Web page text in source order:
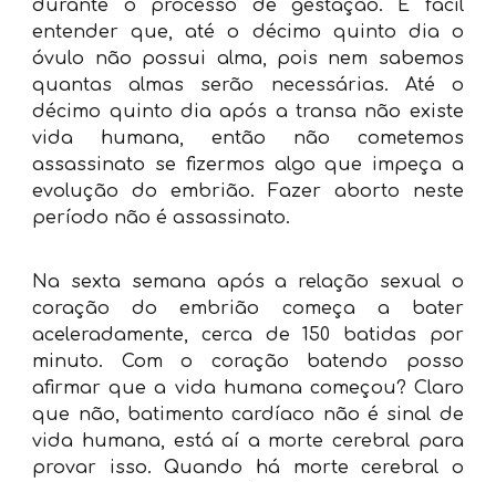
durante o processo de gestação. É fácil
entender que, até o décimo quinto dia o
óvulo não possui alma, pois nem sabemos
quantas almas serão necessárias. Até o
décimo quinto dia após a transa não existe
vida humana, então não cometemos
assassinato se fizermos algo que impeça a
evolução do embrião. Fazer aborto neste
período não é assassinato.
Na sexta semana após a relação sexual o
coração do embrião começa a bater
aceleradamente, cerca de 150 batidas por
minuto. Com o coração batendo posso
afirmar que a vida humana começou? Claro
que não, batimento cardíaco não é sinal de
vida humana, está aí a morte cerebral para
provar isso. Quando há morte cerebral o